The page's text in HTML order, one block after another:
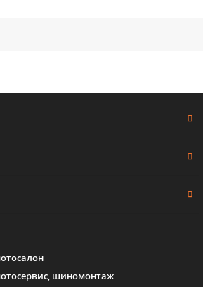
шиномонтаж